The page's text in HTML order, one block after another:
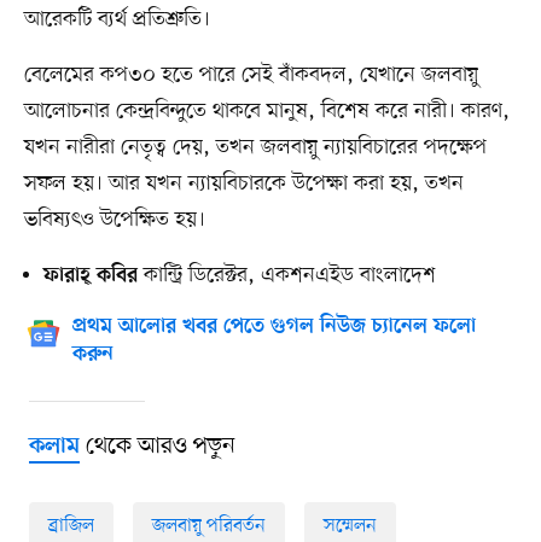
আরেকটি ব্যর্থ প্রতিশ্রুতি।
বেলেমের কপ৩০ হতে পারে সেই বাঁকবদল, যেখানে জলবায়ু
আলোচনার কেন্দ্রবিন্দুতে থাকবে মানুষ, বিশেষ করে নারী। কারণ,
যখন নারীরা নেতৃত্ব দেয়, তখন জলবায়ু ন্যায়বিচারের পদক্ষেপ
সফল হয়। আর যখন ন্যায়বিচারকে উপেক্ষা করা হয়, তখন
ভবিষ্যৎও উপেক্ষিত হয়।
ফারাহ্ কবিরকান্ট্রি ডিরেক্টর, একশনএইড বাংলাদেশ
প্রথম আলোর খবর পেতে গুগল নিউজ চ্যানেল ফলো
করুন
কলামথেকে আরও পড়ুন
ব্রাজিল জলবায়ু পরিবর্তন সম্মেলন